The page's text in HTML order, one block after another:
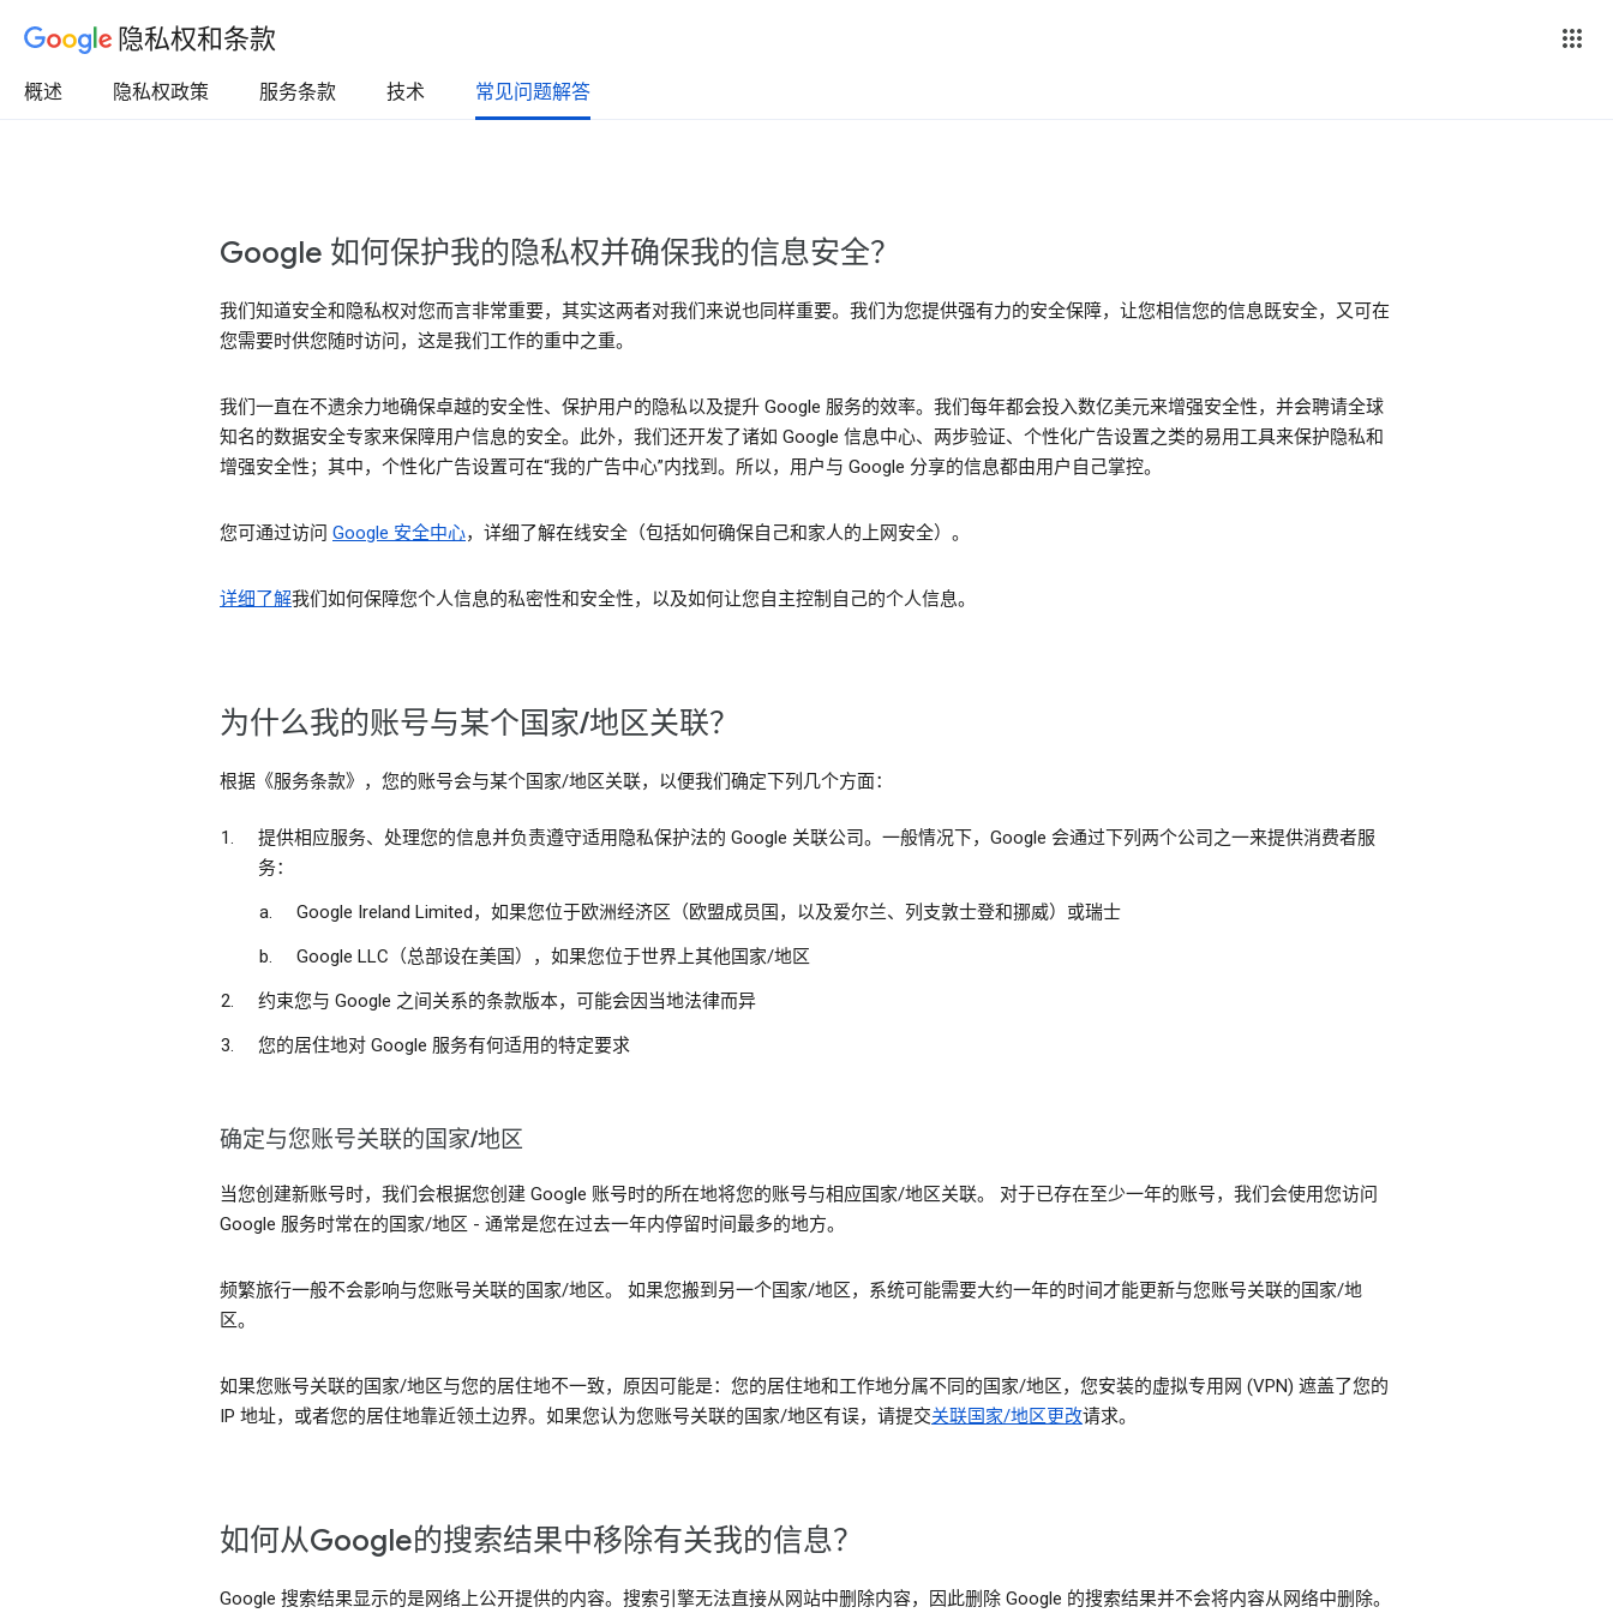
隐私权和条款
概述 隐私权政策 服务条款 技术 常见问题解答
Google 如何保护我的隐私权并确保我的信息安全？
我们知道安全和隐私权对您而言非常重要，其实这两者对我们来说也同样重要。我们为您提供强有力的安全保障，让您相信您的信息既安全，又可在
您需要时供您随时访问，这是我们工作的重中之重。
我们一直在不遗余力地确保卓越的安全性、保护用户的隐私以及提升 Google 服务的效率。我们每年都会投入数亿美元来增强安全性，并会聘请全球
知名的数据安全专家来保障用户信息的安全。此外，我们还开发了诸如 Google 信息中心、两步验证、个性化广告设置之类的易用工具来保护隐私和
增强安全性；其中，个性化广告设置可在“我的广告中心”内找到。所以，用户与 Google 分享的信息都由用户自己掌控。
您可通过访问 Google 安全中心，详细了解在线安全（包括如何确保自己和家人的上网安全）。
详细了解我们如何保障您个人信息的私密性和安全性，以及如何让您自主控制自己的个人信息。
为什么我的账号与某个国家/地区关联？
根据《服务条款》，您的账号会与某个国家/地区关联，以便我们确定下列几个方面：
提供相应服务、处理您的信息并负责遵守适用隐私保护法的 Google 关联公司。一般情况下，Google 会通过下列两个公司之一来提供消费者服
务：
Google Ireland Limited，如果您位于欧洲经济区（欧盟成员国，以及爱尔兰、列支敦士登和挪威）或瑞士
Google LLC（总部设在美国），如果您位于世界上其他国家/地区
约束您与 Google 之间关系的条款版本，可能会因当地法律而异
您的居住地对 Google 服务有何适用的特定要求
确定与您账号关联的国家/地区
当您创建新账号时，我们会根据您创建 Google 账号时的所在地将您的账号与相应国家/地区关联。 对于已存在至少一年的账号，我们会使用您访问
Google 服务时常在的国家/地区 - 通常是您在过去一年内停留时间最多的地方。
频繁旅行一般不会影响与您账号关联的国家/地区。 如果您搬到另一个国家/地区，系统可能需要大约一年的时间才能更新与您账号关联的国家/地
区。
如果您账号关联的国家/地区与您的居住地不一致，原因可能是：您的居住地和工作地分属不同的国家/地区，您安装的虚拟专用网 (VPN) 遮盖了您的
IP 地址，或者您的居住地靠近领土边界。如果您认为您账号关联的国家/地区有误，请提交关联国家/地区更改请求。
如何从Google的搜索结果中移除有关我的信息？
Google 搜索结果显示的是网络上公开提供的内容。搜索引擎无法直接从网站中删除内容，因此删除 Google 的搜索结果并不会将内容从网络中删除。